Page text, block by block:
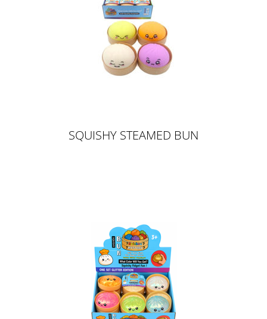
SQUISHY STEAMED BUN